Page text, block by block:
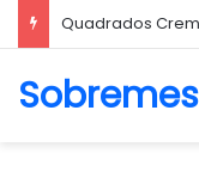
Biscoito